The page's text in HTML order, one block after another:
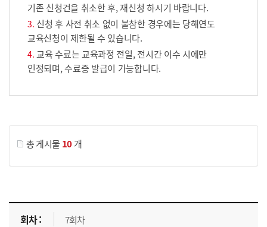
기존 신청건을 취소한 후, 재신청 하시기 바랍니다.
신청 후 사전 취소 없이 불참한 경우에는 당해연도
교육신청이 제한될 수 있습니다.
교육 수료는 교육과정 전일, 전시간 이수 시에만
인정되며, 수료증 발급이 가능합니다.
총 게시물 10개
교육신청 목록을 나타낸 표로 회차, 지역, 접수기간, 교육기간, 교육장소, 신청인원/모집인원, 상태로 나뉘어 설명합니다.
7회차